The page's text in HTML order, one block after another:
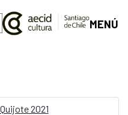
MENÚ
2021